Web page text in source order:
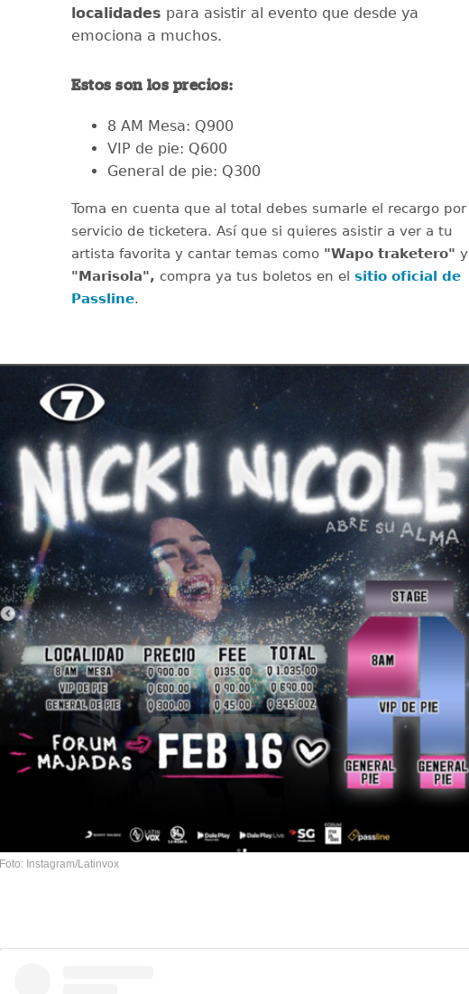
localidades para asistir al evento que desde ya
emociona a muchos.
Estos son los precios:
8 AM Mesa: Q900
VIP de pie: Q600
General de pie: Q300
Toma en cuenta que al total debes sumarle el recargo por
servicio de ticketera. Así que si quieres asistir a ver a tu
artista favorita y cantar temas como "Wapo traketero" y
"Marisola", compra ya tus boletos en el sitio oficial de
Passline.
Foto: Instagram/Latinvox